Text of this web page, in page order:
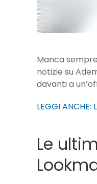
Manca
notizie su
davanti a
LEGGI
Le